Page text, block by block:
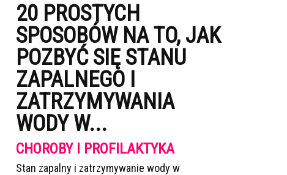
20 PROSTYCH
SPOSOBÓW NA TO, JAK
POZBYĆ SIĘ STANU
ZAPALNEGO I
ZATRZYMYWANIA
WODY W...
CHOROBY I PROFILAKTYKA
Stan zapalny i zatrzymywanie wody w